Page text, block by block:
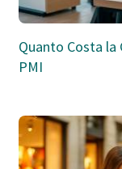
Quanto Costa la
PMI